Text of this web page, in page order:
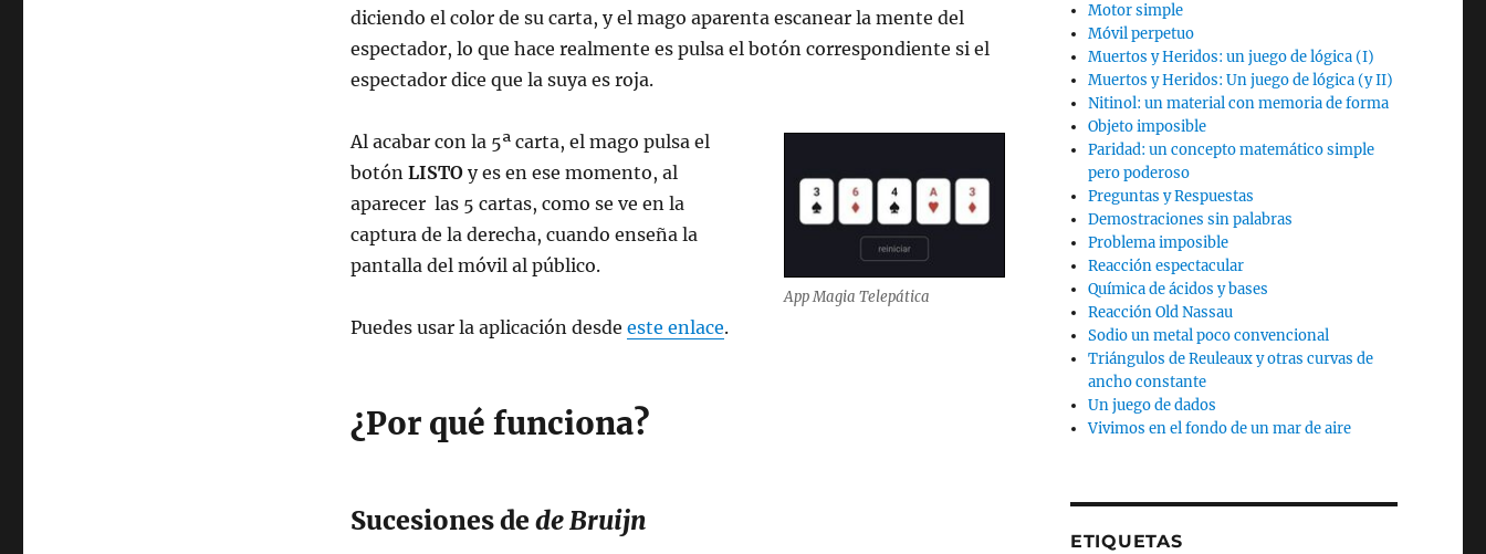
diciendo el color de su carta, y el mago aparenta escanear la mente del
espectador, lo que hace realmente es pulsa el botón correspondiente si el
espectador dice que la suya es roja.
App Magia Telepática
Al acabar con la 5ª carta, el mago pulsa el
botón LISTOy es en ese momento, al
aparecer las 5 cartas, como se ve en la
captura de la derecha, cuando enseña la
pantalla del móvil al público.
Puedes usar la aplicación desde este enlace.
¿Por qué funciona?
Sucesiones de de Bruijn
Motor simple
Móvil perpetuo
Muertos y Heridos: un juego de lógica (I)
Muertos y Heridos: Un juego de lógica (y II)
Nitinol: un material con memoria de forma
Objeto imposible
Paridad: un concepto matemático simple
pero poderoso
Preguntas y Respuestas
Demostraciones sin palabras
Problema imposible
Reacción espectacular
Química de ácidos y bases
Reacción Old Nassau
Sodio un metal poco convencional
Triángulos de Reuleaux y otras curvas de
ancho constante
Un juego de dados
Vivimos en el fondo de un mar de aire
ETIQUETAS